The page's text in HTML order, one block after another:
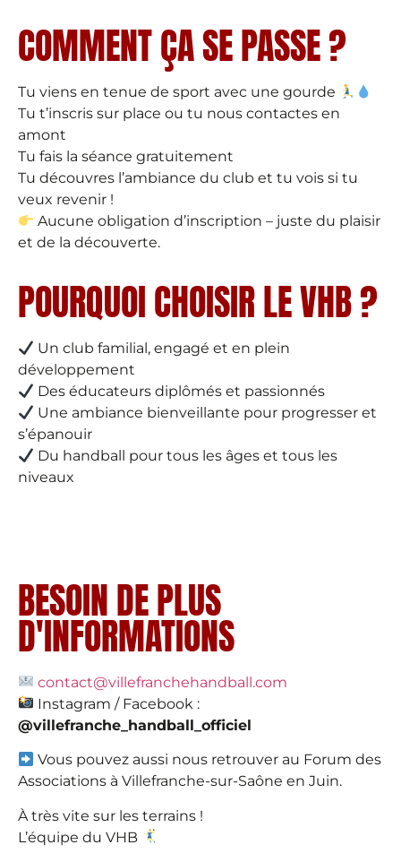
COMMENT ÇA SE PASSE ?
Tu viens en tenue de sport avec une gourde
Tu t’inscris sur place ou tu nous contactes en
amont
Tu fais la séance gratuitement
Tu découvres l’ambiance du club et tu vois si tu
veux revenir !
Aucune obligation d’inscription – juste du plaisir
et de la découverte.
POURQUOI CHOISIR LE VHB ?
Un club familial, engagé et en plein
développement
Des éducateurs diplômés et passionnés
Une ambiance bienveillante pour progresser et
s’épanouir
Du handball pour tous les âges et tous les
niveaux
BESOIN DE PLUS
D'INFORMATIONS
contact@villefranchehandball.com
Instagram / Facebook :
@villefranche_handball_officiel
Vous pouvez aussi nous retrouver au Forum des
Associations à Villefranche-sur-Saône en Juin.
À très vite sur les terrains !
L’équipe du VHB